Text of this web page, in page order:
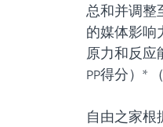
总和并调整
的媒体影响
原力和反应
PP得分）* （
自由之家根